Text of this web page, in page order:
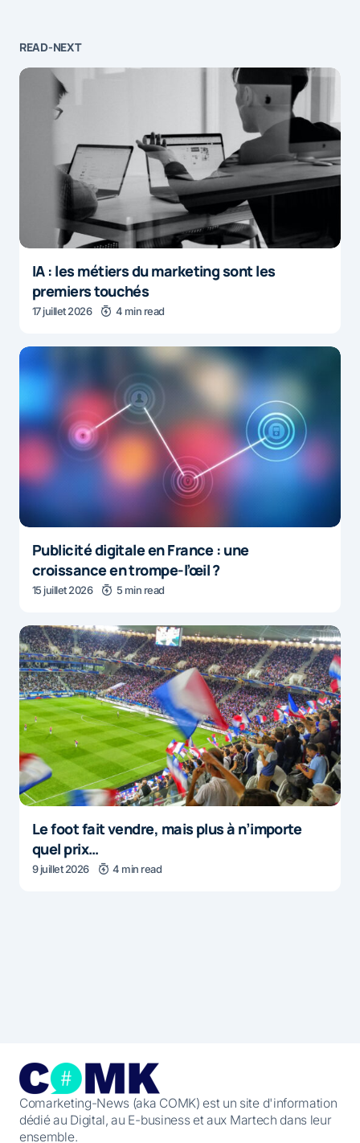
READ-NEXT
IA : les métiers du marketing sont les
premiers touchés
17 juillet 2026 4 min read
Publicité digitale en France : une
croissance en trompe-l’œil ?
15 juillet 2026 5 min read
Le foot fait vendre, mais plus à n’importe
quel prix…
9 juillet 2026 4 min read
Comarketing-News (aka COMK) est un site d'information
dédié au Digital, au E-business et aux Martech dans leur
ensemble.